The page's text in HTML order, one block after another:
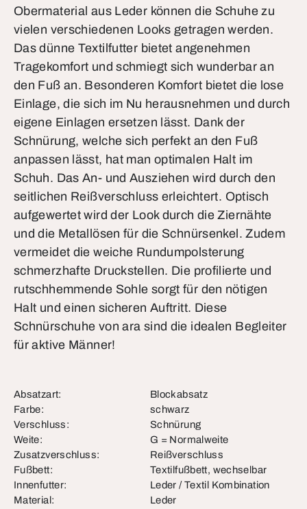
Obermaterial aus Leder können die Schuhe zu
vielen verschiedenen Looks getragen werden.
Das dünne Textilfutter bietet angenehmen
Tragekomfort und schmiegt sich wunderbar an
den Fuß an. Besonderen Komfort bietet die lose
Einlage, die sich im Nu herausnehmen und durch
eigene Einlagen ersetzen lässt. Dank der
Schnürung, welche sich perfekt an den Fuß
anpassen lässt, hat man optimalen Halt im
Schuh. Das An- und Ausziehen wird durch den
seitlichen Reißverschluss erleichtert. Optisch
aufgewertet wird der Look durch die Ziernähte
und die Metallösen für die Schnürsenkel. Zudem
vermeidet die weiche Rundumpolsterung
schmerzhafte Druckstellen. Die profilierte und
rutschhemmende Sohle sorgt für den nötigen
Halt und einen sicheren Auftritt. Diese
Schnürschuhe von ara sind die idealen Begleiter
für aktive Männer!
Absatzart:
Blockabsatz
Farbe:
schwarz
Verschluss:
Schnürung
Weite:
G = Normalweite
Zusatzverschluss:
Reißverschluss
Fußbett:
Textilfußbett, wechselbar
Innenfutter:
Leder / Textil Kombination
Material:
Leder